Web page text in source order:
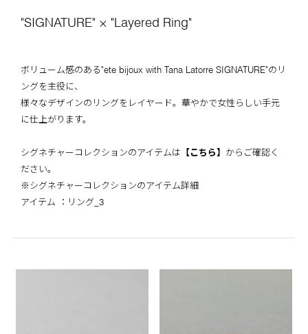
"SIGNATURE" × "Layered Ring"
ボリューム感のある"ete bijoux with Tana Latorre SIGNATURE"のリ
ングを主役に、
様々なデザインのリングをレイヤード。華やかで女性らしい手元
に仕上がります。
シグネチャーコレクションのアイテムは 【こちら】 からご確認く
ださい。
※シグネチャーコレクションのアイテム詳細
アイテム ：リング_3